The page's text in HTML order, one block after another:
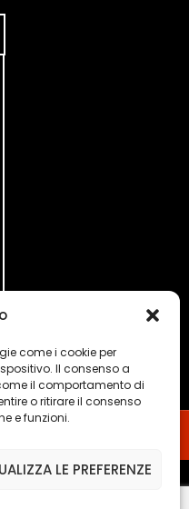
come i cookie per
Il consenso a
il comportamento di
o ritirare il consenso
e funzioni.
LE PREFERENZE